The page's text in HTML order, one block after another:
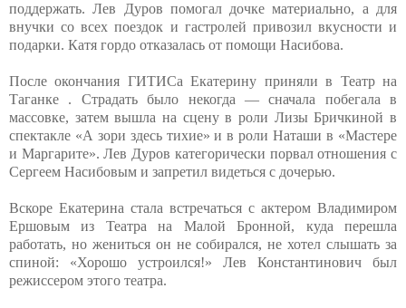
поддержать. Лев Дуров помогал дочке материально, а для
внучки со всех поездок и гастролей привозил вкусности и
подарки. Катя гордо отказалась от помощи Насибова.
После окончания ГИТИСа Екатерину приняли в Театр на
Таганке . Страдать было некогда — сначала побегала в
массовке, затем вышла на сцену в роли Лизы Бричкиной в
спектакле «А зори здесь тихие» и в роли Наташи в «Мастере
и Маргарите». Лев Дуров категорически порвал отношения с
Сергеем Насибовым и запретил видеться с дочерью.
Вскоре Екатерина стала встречаться с актером Владимиром
Ершовым из Театра на Малой Бронной, куда перешла
работать, но жениться он не собирался, не хотел слышать за
спиной: «Хорошо устроился!» Лев Константинович был
режиссером этого театра.